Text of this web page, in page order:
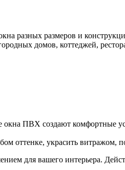
разных размеров и
домов, коттеджей,
окна ПВХ создают комфортные
оттенке, украсить витражом,
для вашего интерьера.